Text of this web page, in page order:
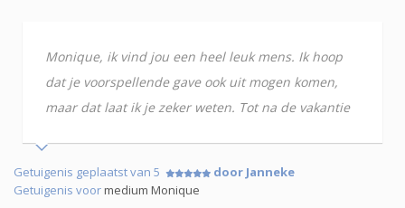
Monique, ik vind jou een heel leuk mens. Ik hoop
dat je voorspellende gave ook uit mogen komen,
maar dat laat ik je zeker weten. Tot na de vakantie
Getuigenis geplaatst van 5
door Janneke
Getuigenis voormedium Monique